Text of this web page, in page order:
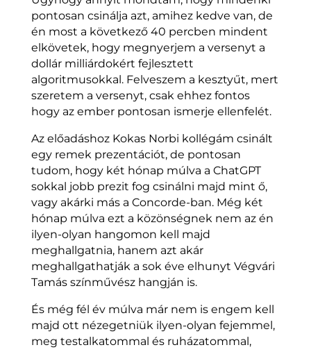
pontosan csinálja azt, amihez kedve van, de
én most a következő 40 percben mindent
elkövetek, hogy megnyerjem a versenyt a
dollár milliárdokért fejlesztett
algoritmusokkal. Felveszem a kesztyűt, mert
szeretem a versenyt, csak ehhez fontos
hogy az ember pontosan ismerje ellenfelét.
Az előadáshoz Kokas Norbi kollégám csinált
egy remek prezentációt, de pontosan
tudom, hogy két hónap múlva a ChatGPT
sokkal jobb prezit fog csinálni majd mint ő,
vagy akárki más a Concorde-ban. Még két
hónap múlva ezt a közönségnek nem az én
ilyen-olyan hangomon kell majd
meghallgatnia, hanem azt akár
meghallgathatják a sok éve elhunyt Végvári
Tamás színművész hangján is.
És még fél év múlva már nem is engem kell
majd ott nézegetniük ilyen-olyan fejemmel,
meg testalkatommal és ruházatommal,